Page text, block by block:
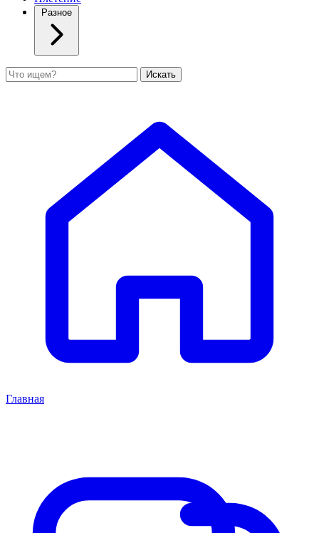
Разное
Поиск Искать
Главная